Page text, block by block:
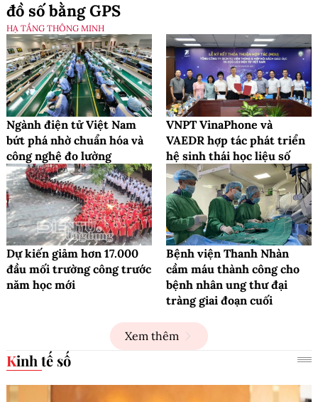
đồ số bằng GPS
HẠ TẦNG THÔNG MINH
Ngành điện tử Việt Nam
bứt phá nhờ chuẩn hóa và
công nghệ đo lường
VNPT VinaPhone và
VAEDR hợp tác phát triển
hệ sinh thái học liệu số
Dự kiến giảm hơn 17.000
đầu mối trường công trước
năm học mới
Bệnh viện Thanh Nhàn
cầm máu thành công cho
bệnh nhân ung thư đại
tràng giai đoạn cuối
Xem thêm
Kinh tế số